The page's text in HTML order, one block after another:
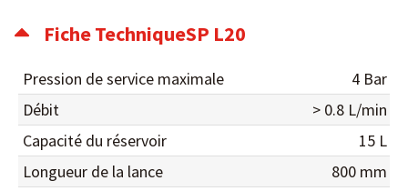
Fiche TechniqueSP L20
Pression de service maximale
4 Bar
Débit
> 0.8 L/min
Capacité du réservoir
15 L
Longueur de la lance
800 mm